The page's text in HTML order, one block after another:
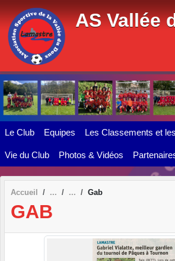
AS Vallée
Le Club Equipes Les Classements et
Vie du Club Photos & Vidéos
Accueil Gab
GAB
Panneau de gestion des cookies